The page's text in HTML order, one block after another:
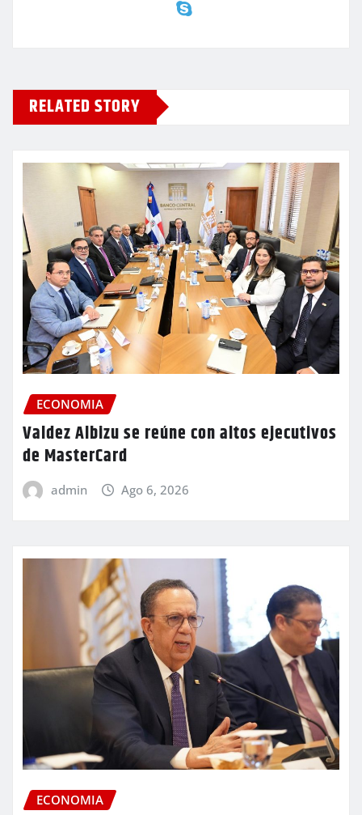
RELATED STORY
ECONOMIA
Valdez Albizu se reúne con altos ejecutivos
de MasterCard
admin Ago 6, 2026
ECONOMIA